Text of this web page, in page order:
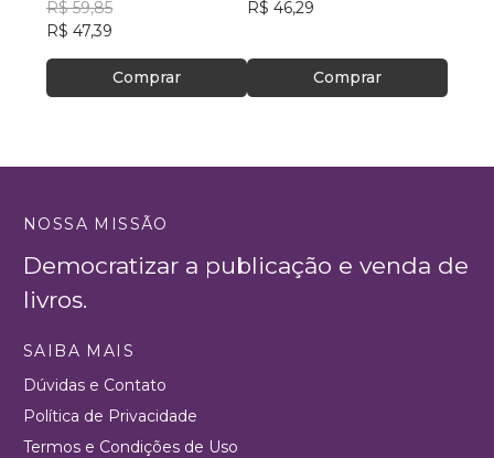
R$ 59,85
R$ 47,39
Comprar
R$ 46,29
Comprar
NOSSA MISSÃO
Democratizar a publicação e venda de
livros.
SAIBA MAIS
Dúvidas e Contato
Política de Privacidade
Termos e Condições de Uso